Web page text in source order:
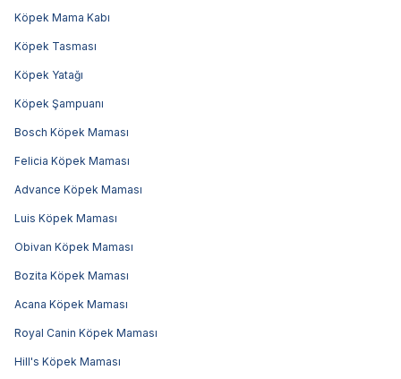
Köpek Mama Kabı
Köpek Tasması
Köpek Yatağı
Köpek Şampuanı
Bosch Köpek Maması
Felicia Köpek Maması
Advance Köpek Maması
Luis Köpek Maması
Obivan Köpek Maması
Bozita Köpek Maması
Acana Köpek Maması
Royal Canin Köpek Maması
Hill's Köpek Maması